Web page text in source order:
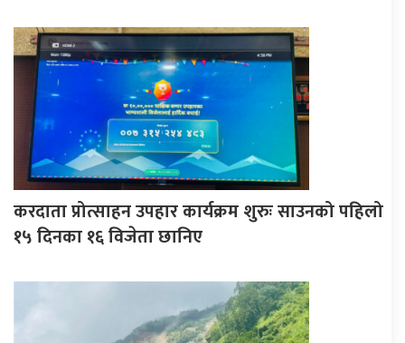
करदाता प्रोत्साहन उपहार कार्यक्रम शुरुः साउनको पहिलो
१५ दिनका १६ विजेता छानिए